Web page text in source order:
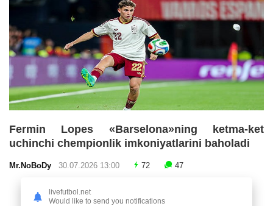
Fermin Lopes «Barselona»ning ketma-ket
uchinchi chempionlik imkoniyatlarini baholadi
Mr.NoBoDy 30.07.2026 13:00 72 47
livefutbol.net
Would like to send you notifications